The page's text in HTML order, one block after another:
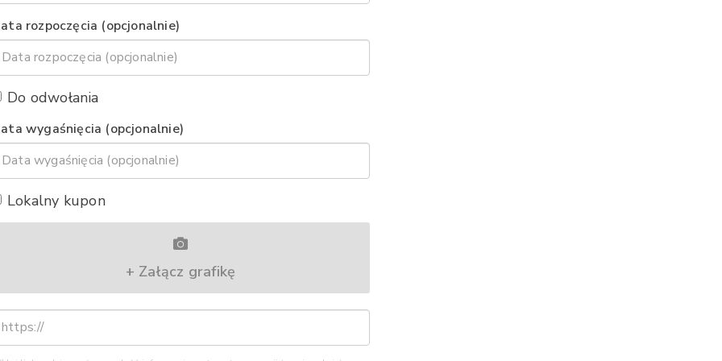
rozpoczęcia (opcjonalnie)
Do odwołania
wygaśnięcia (opcjonalnie)
Lokalny kupon
+ Załącz grafikę